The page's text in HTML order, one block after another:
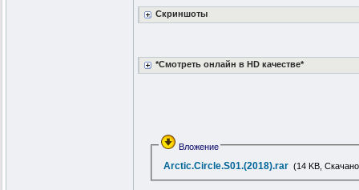
Скриншоты
*Смотреть онлайн в HD качестве*
Вложение
Arctic.Circle.S01.(2018).rar (14 KB,